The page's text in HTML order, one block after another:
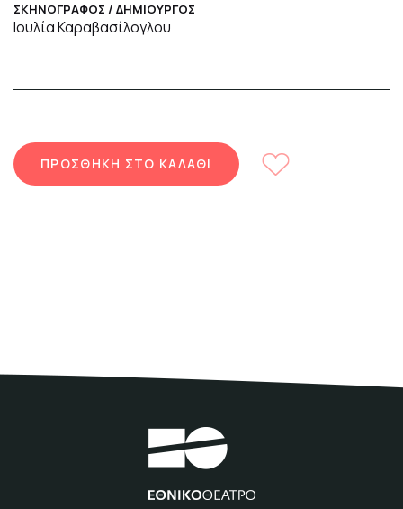
ΣΚΗΝΟΓΡΑΦΟΣ / ΔΗΜΙΟΥΡΓΟΣ
Ιουλία Καραβασίλογλου
ΠΡΟΣΘΗΚΗ ΣΤΟ ΚΑΛΑΘΙ